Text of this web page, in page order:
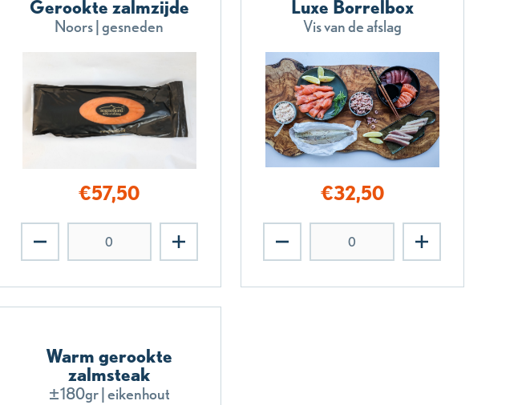
Gerookte zalmzijde
Noors | gesneden
€57,50
Luxe Borrelbox
Vis van de afslag
€32,50
Warm gerookte
zalmsteak
±180gr | eikenhout